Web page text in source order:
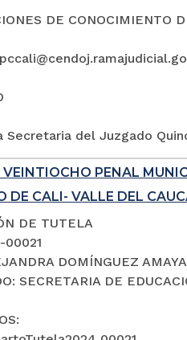
DE CONOCIMIENTO
Secretaria del Juzgado
PENAL
DE CALI- VALLE DEL
DE TUTELA
00021
DOMÍNGUEZ AMAYA
SECRETARIA DE